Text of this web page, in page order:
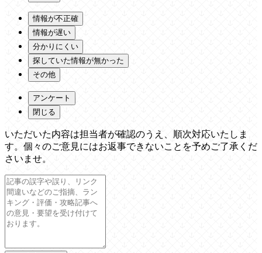
情報が不正確
情報が遅い
分かりにくい
探していた情報が無かった
その他
アンケート
閉じる
いただいた内容は担当者が確認のうえ、順次対応いたしま
す。個々のご意見にはお返事できないことを予めご了承くだ
さいませ。